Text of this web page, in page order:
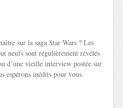
sur la saga Star Wars ? Les
neufs sont régulièrement révélés
d’une vieille interview postée sur
espérons inédits pour vous.